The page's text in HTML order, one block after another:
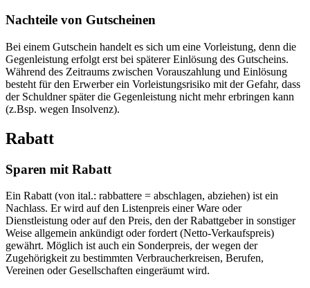
Nachteile von Gutscheinen
Bei einem Gutschein handelt es sich um eine Vorleistung, denn die
Gegenleistung erfolgt erst bei späterer Einlösung des Gutscheins.
Während des Zeitraums zwischen Vorauszahlung und Einlösung
besteht für den Erwerber ein Vorleistungsrisiko mit der Gefahr, dass
der Schuldner später die Gegenleistung nicht mehr erbringen kann
(z.Bsp. wegen Insolvenz).
Rabatt
Sparen mit Rabatt
Ein Rabatt (von ital.: rabbattere = abschlagen, abziehen) ist ein
Nachlass. Er wird auf den Listenpreis einer Ware oder
Dienstleistung oder auf den Preis, den der Rabattgeber in sonstiger
Weise allgemein ankündigt oder fordert (Netto-Verkaufspreis)
gewährt. Möglich ist auch ein Sonderpreis, der wegen der
Zugehörigkeit zu bestimmten Verbraucherkreisen, Berufen,
Vereinen oder Gesellschaften eingeräumt wird.